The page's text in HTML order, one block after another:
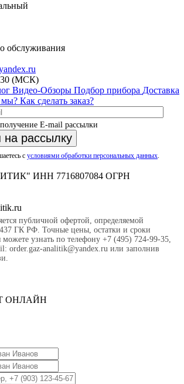
обслуживания
(МСК)
Видео-Обзоры Подбор прибора Доставка
мы? Как сделать заказ?
E-mail рассылки
на рассылку
с условиями обработки персональных данных.
ИНН 7716807084 ОГРН
публичной офертой, определяемой
ГК РФ. Точные цены, остатки и сроки
можете узнать по телефону +7 (495) 724-99-35,
order.gaz-analitik@yandex.ru или заполнив
ОНЛАЙН